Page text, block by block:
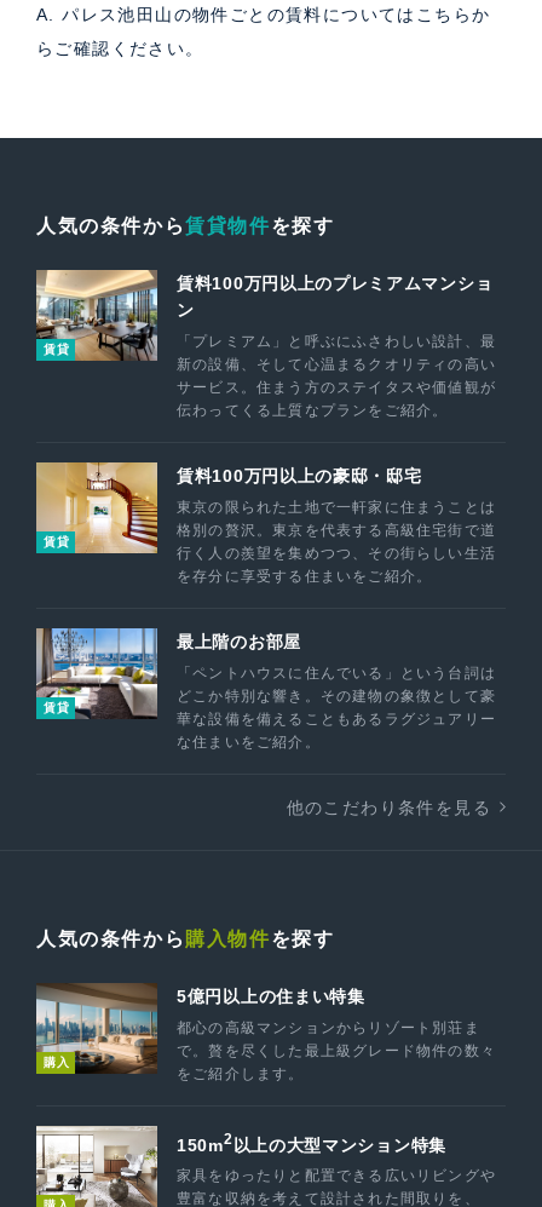
A. パレス池田山の物件ごとの賃料については こちらか
らご確認ください。
人気の条件から賃貸物件を探す
賃貸
賃料100万円以上のプレミアムマンショ
ン
「プレミアム」と呼ぶにふさわしい設計、最
新の設備、そして心温まるクオリティの高い
サービス。住まう方のステイタスや価値観が
伝わってくる上質なプランをご紹介。
賃貸
賃料100万円以上の豪邸・邸宅
東京の限られた土地で一軒家に住まうことは
格別の贅沢。東京を代表する高級住宅街で道
行く人の羨望を集めつつ、その街らしい生活
を存分に享受する住まいをご紹介。
賃貸
最上階のお部屋
「ペントハウスに住んでいる」という台詞は
どこか特別な響き。その建物の象徴として豪
華な設備を備えることもあるラグジュアリー
な住まいをご紹介。
他のこだわり条件を見る
人気の条件から 購入物件を探す
購入
5億円以上の住まい特集
都心の高級マンションからリゾート別荘ま
で。贅を尽くした最上級グレード物件の数々
をご紹介します。
150m2 以上の大型マンション特集
家具をゆったりと配置できる広いリビングや
豊富な収納を考えて設計された間取りを、